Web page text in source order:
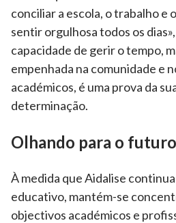
conciliar a escola, o trabalho e
sentir orgulhosa todos os
capacidade de gerir o tempo,
empenhada na comunidade e
académicos, é uma prova da
determinação.
Olhando para o futuro
À medida que Aidalise
educativo, mantém-se
objectivos académicos e